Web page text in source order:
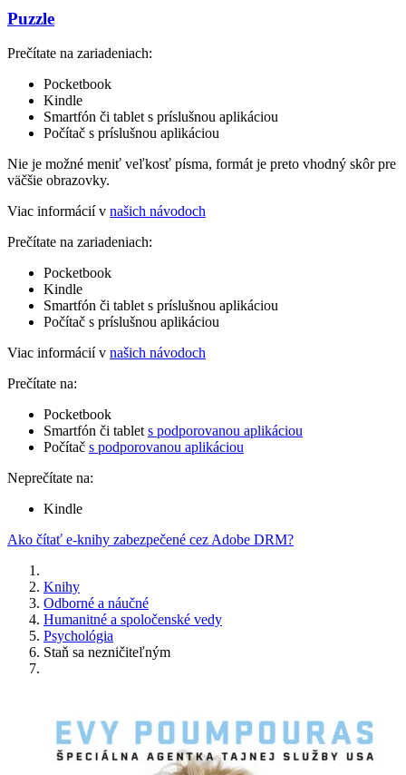
Puzzle
Prečítate na zariadeniach:
Pocketbook
Kindle
Smartfón či tablet s príslušnou aplikáciou
Počítač s príslušnou aplikáciou
Nie je možné meniť veľkosť písma, formát je preto vhodný skôr pre
väčšie obrazovky.
Viac informácií v našich návodoch
Prečítate na zariadeniach:
Pocketbook
Kindle
Smartfón či tablet s príslušnou aplikáciou
Počítač s príslušnou aplikáciou
Viac informácií v našich návodoch
Prečítate na:
Pocketbook
Smartfón či tablet s podporovanou aplikáciou
Počítač s podporovanou aplikáciou
Neprečítate na:
Kindle
Ako čítať e-knihy zabezpečené cez Adobe DRM?
Knihy
Odborné a náučné
Humanitné a spoločenské vedy
Psychológia
Staň sa nezničiteľným